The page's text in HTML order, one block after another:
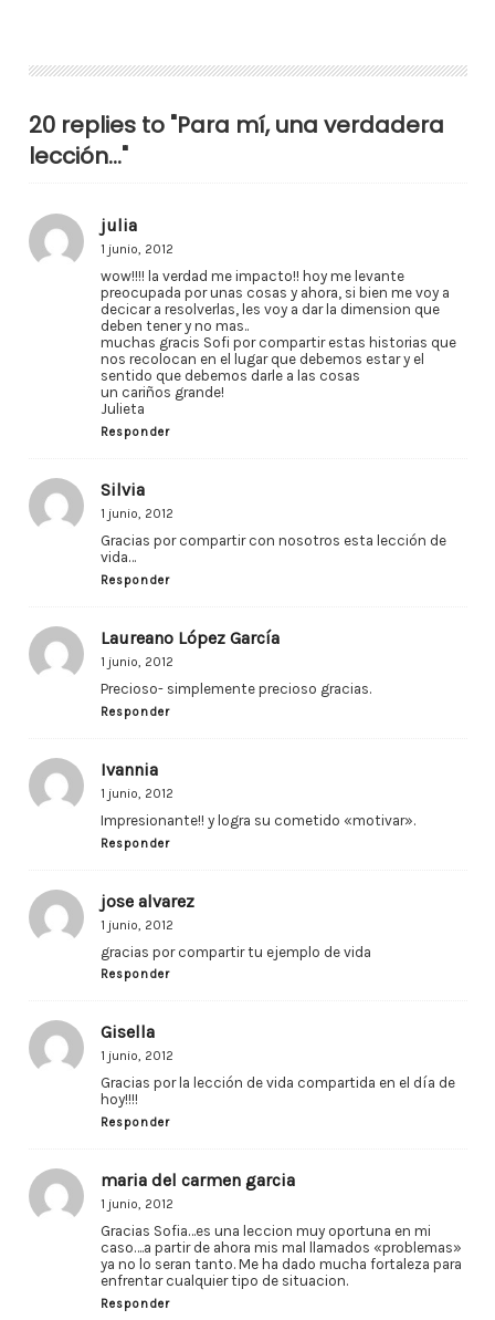
20 replies to "Para mí, una verdadera
lección…"
julia
1 junio, 2012
wow!!!! la verdad me impacto!! hoy me levante
preocupada por unas cosas y ahora, si bien me voy a
decicar a resolverlas, les voy a dar la dimension que
deben tener y no mas..
muchas gracis Sofi por compartir estas historias que
nos recolocan en el lugar que debemos estar y el
sentido que debemos darle a las cosas
un cariños grande!
Julieta
Responder
Silvia
1 junio, 2012
Gracias por compartir con nosotros esta lección de
vida…
Responder
Laureano López García
1 junio, 2012
Precioso- simplemente precioso gracias.
Responder
Ivannia
1 junio, 2012
Impresionante!! y logra su cometido «motivar».
Responder
jose alvarez
1 junio, 2012
gracias por compartir tu ejemplo de vida
Responder
Gisella
1 junio, 2012
Gracias por la lección de vida compartida en el día de
hoy!!!!
Responder
maria del carmen garcia
1 junio, 2012
Gracias Sofia…es una leccion muy oportuna en mi
caso….a partir de ahora mis mal llamados «problemas»
ya no lo seran tanto. Me ha dado mucha fortaleza para
enfrentar cualquier tipo de situacion.
Responder